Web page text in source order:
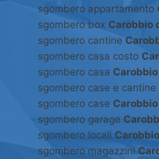
sgombero appartamento
sgombero box Carobbio
sgombero cantine
sgombero casa costo
sgombero casa
sgombero case e cantine
sgombero case
sgombero garage
sgombero locali
sgombero magazzini